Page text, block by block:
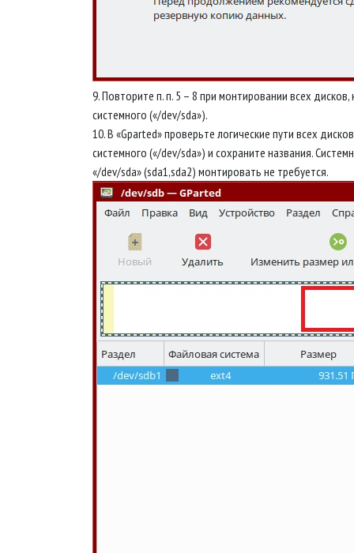
9. Повторите п. п. 5 – 8 при монтировании всех дисков,
системного («/dev/sda»).
10. В «Gparted» проверьте логические пути всех
системного («/dev/sda») и сохраните названия.
«/dev/sda» (sda1,sda2) монтировать не требуется.